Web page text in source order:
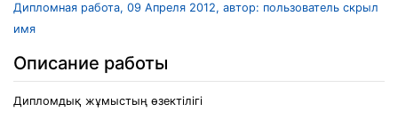
Дипломная работа, 09 Апреля 2012, автор: пользователь скрыл
имя
Описание работы
Дипломдық жұмыстың өзектілігі